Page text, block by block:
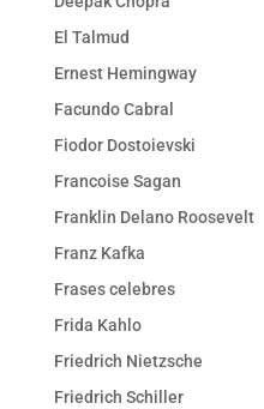
El Talmud
Ernest Hemingway
Facundo Cabral
Fiodor Dostoievski
Francoise Sagan
Franklin Delano Roosevelt
Franz Kafka
Frases celebres
Frida Kahlo
Friedrich Nietzsche
Friedrich Schiller